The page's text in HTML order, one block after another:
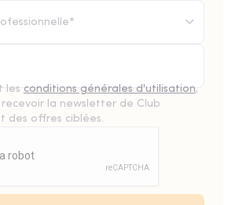
les conditions générales d'utilisation,
la newsletter de Club
des offres ciblées.